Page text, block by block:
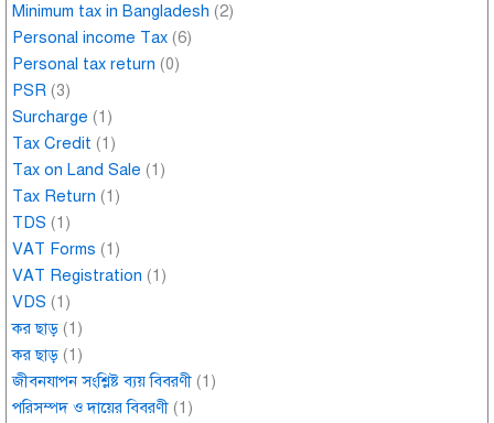
Minimum tax in Bangladesh (2)
Personal income Tax (6)
Personal tax return (0)
PSR (3)
Surcharge (1)
Tax Credit (1)
Tax on Land Sale (1)
Tax Return (1)
TDS (1)
VAT Forms (1)
VAT Registration (1)
VDS (1)
কর ছাড় (1)
কর ছাড় (1)
জীবনযাপন সংশ্লিষ্ট ব্যয় বিবরণী (1)
পরিসম্পদ ও দায়ের বিবরণী (1)